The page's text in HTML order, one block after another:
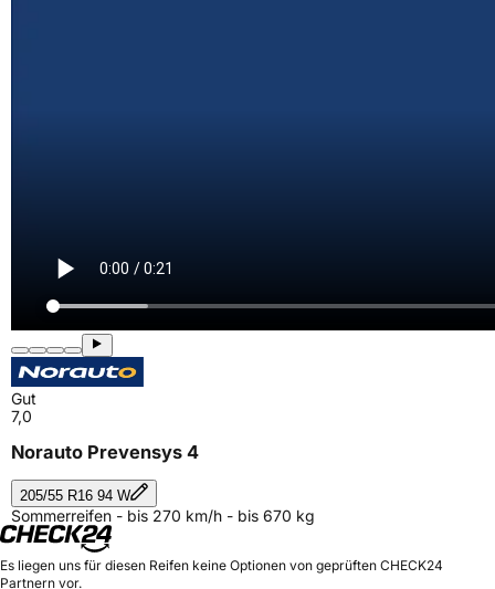
Gut
7,0
Norauto Prevensys 4
205/55 R16 94 W
Sommerreifen - bis 270 km/h - bis 670 kg
Es liegen uns für diesen Reifen keine Optionen von geprüften CHECK24
Partnern vor.